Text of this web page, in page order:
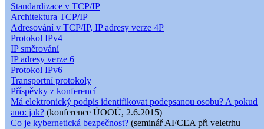
Standardizace v TCP/IP
Architektura TCP/IP
Adresování v TCP/IP, IP adresy verze 4P
Protokol IPv4
IP směrování
IP adresy verze 6
Protokol IPv6
Transportní protokoly
Příspěvky z konferencí
Má elektronický podpis identifikovat podepsanou osobu? A pokud
ano: jak? (konference ÚOOÚ, 2.6.2015)
Co je kybernetická bezpečnost? (seminář AFCEA při veletrhu